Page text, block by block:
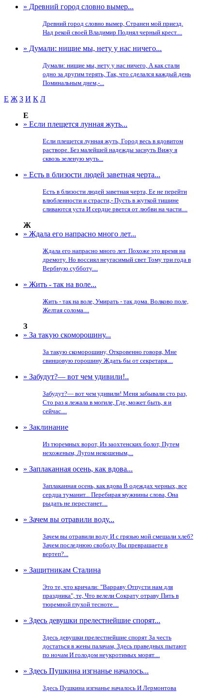
» Древний город словно вымер...
Древний город словно вымер, Странен мой приезд.
Над рекой своей Владимир Поднял черный крест....
» Думали: нищие мы, нету у нас ничего...
Думали: нищие мы, нету у нас ничего, А как стали
одно за другим терять, Так, что сделался каждый день
Поминальным днем,-...
Е Ж З И К Л
Е
» Если плещется лунная жуть...
Если плещется лунная жуть, Город весь в ядовитом
растворе. Без малейшей надежды заснуть Вижу я
сквозь зеленую муть...
» Есть в близости людей заветная черта...
Есть в близости людей заветная черта, Ее не перейти
влюбленности и страсти,- Пусть в жуткой тишине
сливаются уста И сердце рвется от любви на части....
Ж
» Ждала его напрасно много лет...
Ждала его напрасно много лет. Похоже это время на
дремоту. Но воссиял неугасимый свет Тому три года в
Вербную субботу....
» Жить - так на воле...
Жить - так на воле, Умирать - так дома. Волково поле,
Желтая солома....
З
» За такую скоморошину...
За такую скоморошину, Откровенно говоря, Мне
свинцовую горошину Ждать бы от секретаря....
» Забудут?— вот чем удивили!..
Забудут?— вот чем удивили! Меня забывали сто раз,
Сто раз я лежала в могиле, Где, может быть, я и
сейчас....
» Заклинание
Из тюремных ворот, Из заохтенских болот, Путем
нехоженым, Лугом некошеным,...
» Заплаканная осень, как вдова...
Заплаканная осень, как вдова В одеждах черных, все
сердца туманит... Перебирая мужнины слова, Она
рыдать не перестанет....
» Зачем вы отравили воду...
Зачем вы отравили воду И с грязью мой смешали хлеб?
Зачем последнюю свободу Вы превращаете в
вертеп?...
» Защитникам Сталина
Это те, что кричали: "Варраву Отпусти нам для
праздника", те, Что велели Сократу отраву Пить в
тюремной глухой тесноте....
» Здесь девушки прелестнейшие спорят...
Здесь девушки прелестнейшие спорят За честь
достаться в жены палачам, Здесь праведных пытают
по ночам И голодом неукротимых морят....
» Здесь Пушкина изгнанье началось...
Здесь Пушкина изгнанье началось И Лермонтова